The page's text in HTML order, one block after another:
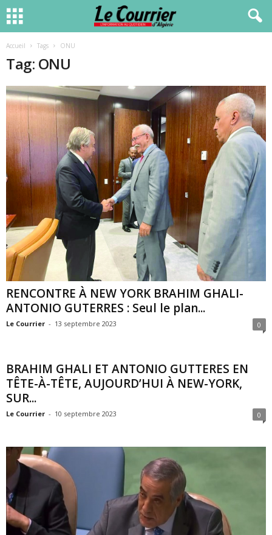
Accueil Tags ONU
Tag: ONU
RENCONTRE À NEW YORK BRAHIM GHALI-
ANTONIO GUTERRES : Seul le plan...
Le Courrier - 13 septembre 2023 0
BRAHIM GHALI ET ANTONIO GUTTERES EN
TÊTE-À-TÊTE, AUJOURD’HUI À NEW-YORK,
SUR...
Le Courrier - 10 septembre 2023 0